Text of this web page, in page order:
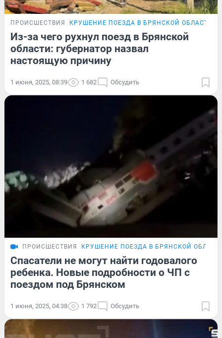
ПРОИСШЕСТВИЯ КРУШЕНИЕ ПОЕЗДА В БРЯНСКОЙ ОБЛАСТИ
Из-за чего рухнул поезд в Брянской
области: губернатор назвал
настоящую причину
1 июня, 2025, 08:39 1 682 Обсудить
ПРОИСШЕСТВИЯ КРУШЕНИЕ ПОЕЗДА В БРЯНСКОЙ
Спасатели не могут найти годовалого
ребенка. Новые подробности о ЧП с
поездом под Брянском
1 июня, 2025, 04:38 1 792 Обсудить